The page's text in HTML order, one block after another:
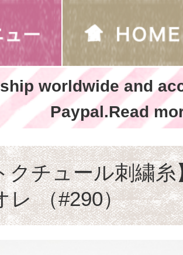
worldwide and
Paypal.Read
クチュール刺繍
レ （#290）